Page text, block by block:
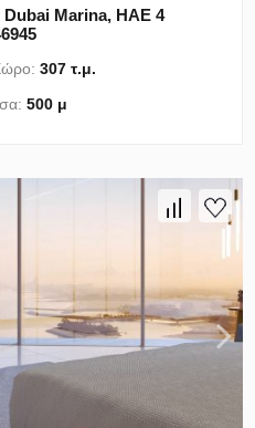
Dubai Marina, ΗΑΕ 4
307 τ.μ.
500 μ